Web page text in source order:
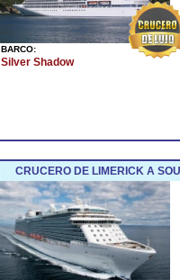
BARCO:
Silver Shadow
CRUCERO DE LIMERICK A